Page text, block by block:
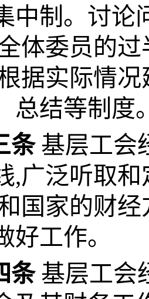
中制。讨论
体委员的
据实际情
总结等制度
条基层工会
,广泛听取
国家的财
好工作。
条基层工会